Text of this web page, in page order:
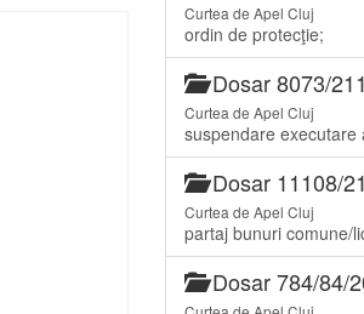
Curtea de Apel Cluj
ordin de protecţie;
Dosar 8073/
Curtea de Apel Cluj
suspendare executare
Dosar 11108/
Curtea de Apel Cluj
partaj bunuri comune/
Dosar 784/84/